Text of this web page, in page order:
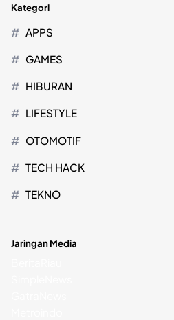
Kategori
APPS
GAMES
HIBURAN
LIFESTYLE
OTOMOTIF
TECH HACK
TEKNO
Jaringan Media